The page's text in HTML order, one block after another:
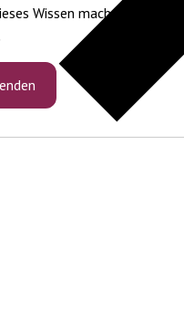
Wissen machen wir für